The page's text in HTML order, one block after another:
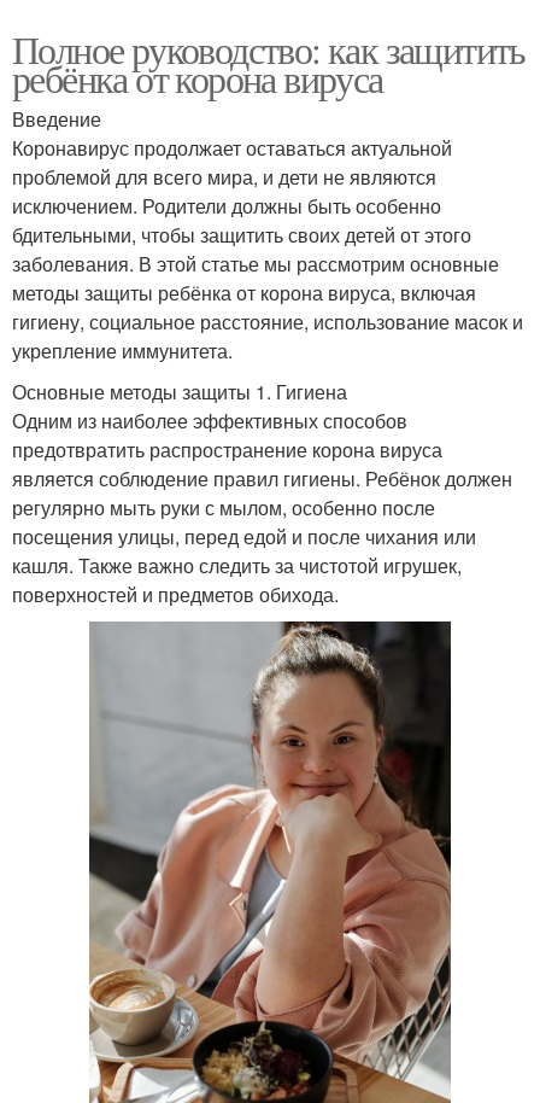
Полное руководство: как защитить
ребёнка от корона вируса
Введение
Коронавирус продолжает оставаться актуальной
проблемой для всего мира, и дети не являются
исключением. Родители должны быть особенно
бдительными, чтобы защитить своих детей от этого
заболевания. В этой статье мы рассмотрим основные
методы защиты ребёнка от корона вируса, включая
гигиену, социальное расстояние, использование масок и
укрепление иммунитета.
Основные методы защиты 1. Гигиена
Одним из наиболее эффективных способов
предотвратить распространение корона вируса
является соблюдение правил гигиены. Ребёнок должен
регулярно мыть руки с мылом, особенно после
посещения улицы, перед едой и после чихания или
кашля. Также важно следить за чистотой игрушек,
поверхностей и предметов обихода.